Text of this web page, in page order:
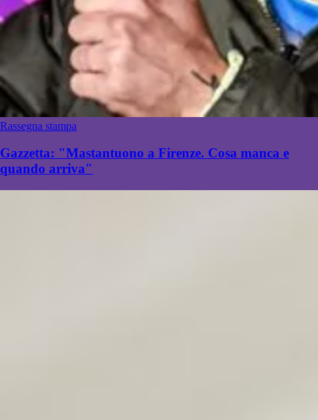
Rassegna stampa
Gazzetta: "Mastantuono a Firenze. Cosa manca e
quando arriva"